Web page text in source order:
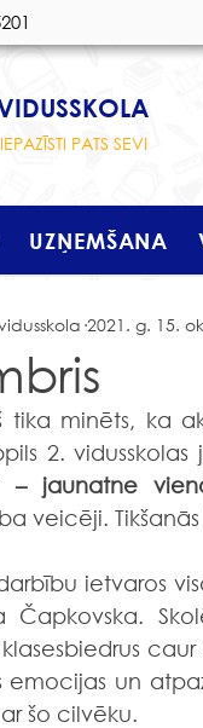
PATS SEVI
UZŅEMŠANA
2021. g. 15.
tika minēts, ka
2. vidusskolas
– jaunatne
veicēji.
ietvaros
Čapkovska.
emocijas un
šo cilvēku.